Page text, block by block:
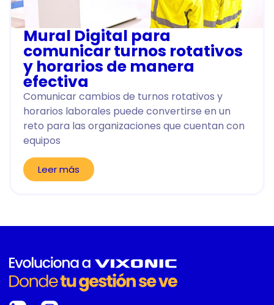
Mural Digital para
comunicar turnos rotativos
y horarios de manera
efectiva
Comunicar cambios de turnos rotativos y
horarios laborales puede convertirse en un
reto para las organizaciones que cuentan con
equipos
Leer más